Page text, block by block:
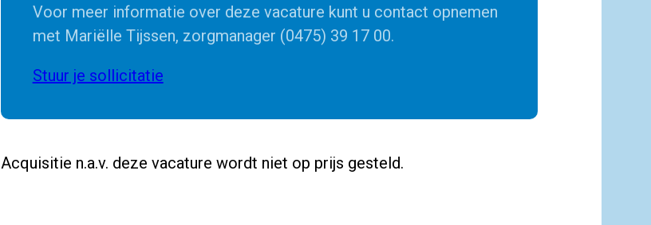
Voor meer informatie over deze vacature kunt u contact opnemen
met Mariëlle Tijssen, zorgmanager (0475) 39 17 00.
Stuur je sollicitatie
Acquisitie n.a.v. deze vacature wordt niet op prijs gesteld.